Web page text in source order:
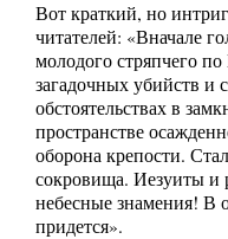
Вот краткий, но
читателей: «Вначале
молодого стряпчего
загадочных убийств и
обстоятельствах в
пространстве
оборона крепости.
сокровища. Иезуиты и
небесные знамения! В
придется».